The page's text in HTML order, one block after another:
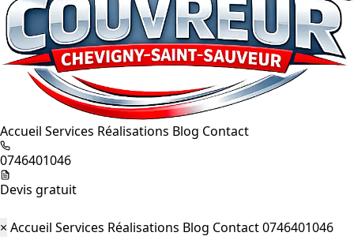
Accueil Services Réalisations Blog Contact
0746401046
Devis gratuit
× Accueil Services Réalisations Blog Contact0746401046